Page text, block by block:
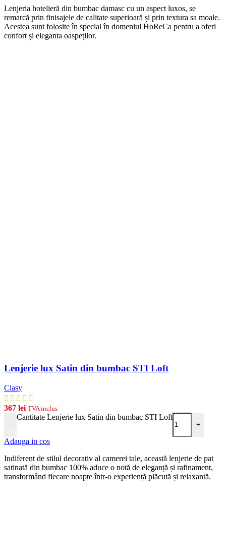
Lenjeria hotelieră din bumbac damasc cu un aspectluxos, se
remarcă prin finisajele de calitate superioară și prin textura sa moale.
Acestea sunt folosite în special în domeniul HoReCa pentru a oferi
confort și eleganta oaspeților.
Lenjerie lux Satin din bumbac STI Loft
Clasy
367 lei TVA inclus
-
Cantitate Lenjerie lux Satin din bumbac STI Loft
+
Adauga in cos
Indiferent de stilul decorativ al camerei tale, această lenjerie de pat
satinată din bumbac 100% aduce o notă de eleganță și rafinament,
transformând fiecare noapte într-o experiență plăcută și relaxantă.